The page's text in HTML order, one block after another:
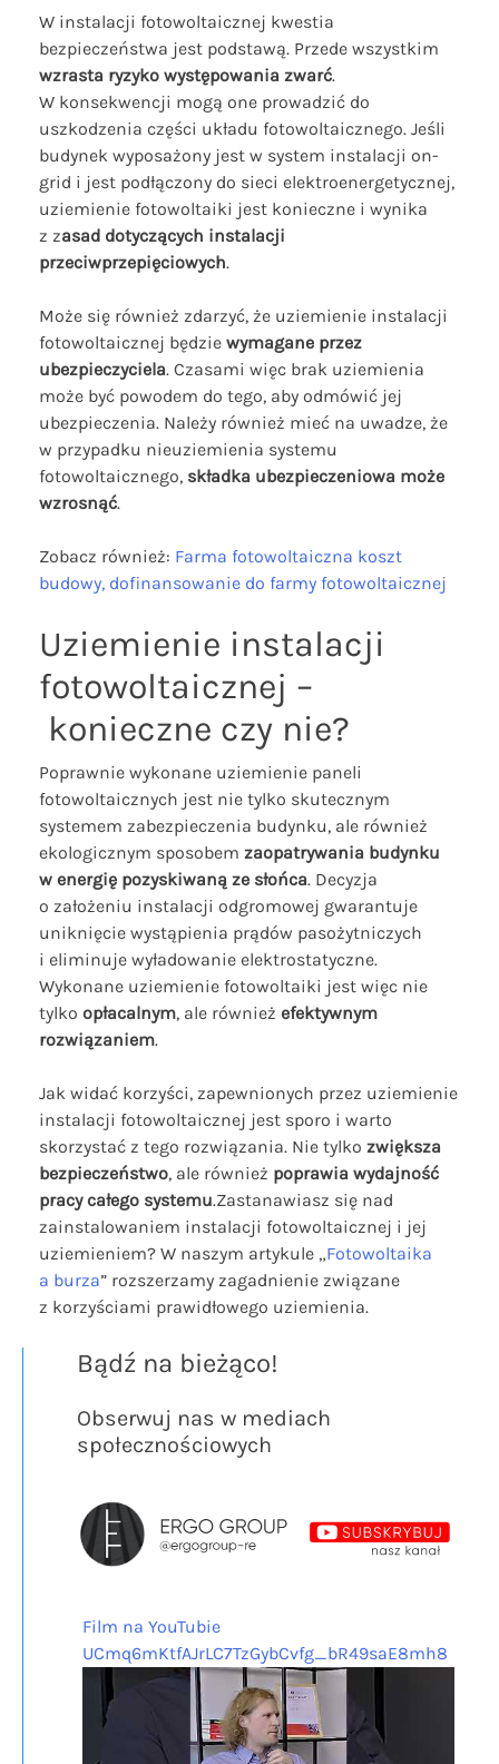
W instalacji fotowoltaicznej kwestia
bezpieczeństwa jest podstawą. Przede wszystkim
wzrasta ryzyko występowania zwarć.
W konsekwencji mogą one prowadzić do
uszkodzenia części układu fotowoltaicznego. Jeśli
budynek wyposażony jest w system instalacji on-
grid i jest podłączony do sieci elektroenergetycznej,
uziemienie fotowoltaiki jest konieczne i wynika
z zasad dotyczących instalacji
przeciwprzepięciowych.
Może się również zdarzyć, że uziemienie instalacji
fotowoltaicznej będzie wymagane przez
ubezpieczyciela. Czasami więc brak uziemienia
może być powodem do tego, aby odmówić jej
ubezpieczenia. Należy również mieć na uwadze, że
w przypadku nieuziemienia systemu
fotowoltaicznego, składka ubezpieczeniowa może
wzrosnąć.
Zobacz również: Farma fotowoltaiczna koszt
budowy, dofinansowanie do farmy fotowoltaicznej
Uziemienie instalacji
fotowoltaicznej –
konieczne czy nie?
Poprawnie wykonane uziemienie paneli
fotowoltaicznych jest nie tylko skutecznym
systemem zabezpieczenia budynku, ale również
ekologicznym sposobem zaopatrywania budynku
w energię pozyskiwaną ze słońca. Decyzja
o założeniu instalacji odgromowej gwarantuje
uniknięcie wystąpienia prądów pasożytniczych
i eliminuje wyładowanie elektrostatyczne.
Wykonane uziemienie fotowoltaiki jest więc nie
tylko opłacalnym, ale również efektywnym
rozwiązaniem.
Jak widać korzyści, zapewnionych przez uziemienie
instalacji fotowoltaicznej jest sporo i warto
skorzystać z tego rozwiązania. Nie tylko zwiększa
bezpieczeństwo, ale również poprawia wydajność
pracy całego systemu.Zastanawiasz się nad
zainstalowaniem instalacji fotowoltaicznej i jej
uziemieniem? W naszym artykule „Fotowoltaika
a burza” rozszerzamy zagadnienie związane
z korzyściami prawidłowego uziemienia.
Bądź na bieżąco!
Obserwuj nas w mediach
społecznościowych
Film na YouTubie
UCmq6mKtfAJrLC7TzGybCvfg_bR49saE8mh8